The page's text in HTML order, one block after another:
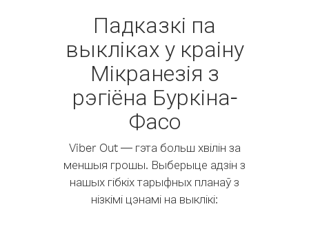
Падказкі па
выкліках у краіну
Мікранезія з
рэгіёна Буркіна-
Фасо
Viber Out — гэта больш хвілін за
меншыя грошы. Выберыце адзін з
нашых гібкіх тарыфных планаў з
нізкімі цэнамі на выклікі: